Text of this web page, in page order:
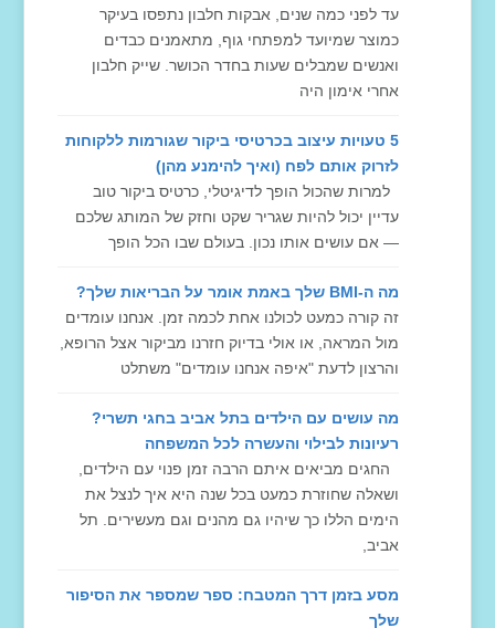
עד לפני כמה שנים, אבקות חלבון נתפסו בעיקר
כמוצר שמיועד למפתחי גוף, מתאמנים כבדים
ואנשים שמבלים שעות בחדר הכושר. שייק חלבון
אחרי אימון היה
5 טעויות עיצוב בכרטיסי ביקור שגורמות ללקוחות
לזרוק אותם לפח (ואיך להימנע מהן)
למרות שהכול הופך לדיגיטלי, כרטיס ביקור טוב
עדיין יכול להיות שגריר שקט וחזק של המותג שלכם
— אם עושים אותו נכון. בעולם שבו הכל הופך
מה ה-BMI שלך באמת אומר על הבריאות שלך?
זה קורה כמעט לכולנו אחת לכמה זמן. אנחנו עומדים
מול המראה, או אולי בדיוק חזרנו מביקור אצל הרופא,
והרצון לדעת "איפה אנחנו עומדים" משתלט
מה עושים עם הילדים בתל אביב בחגי תשרי?
רעיונות לבילוי והעשרה לכל המשפחה
החגים מביאים איתם הרבה זמן פנוי עם הילדים,
ושאלה שחוזרת כמעט בכל שנה היא איך לנצל את
הימים הללו כך שיהיו גם מהנים וגם מעשירים. תל
אביב,
מסע בזמן דרך המטבח: ספר שמספר את הסיפור
שלך